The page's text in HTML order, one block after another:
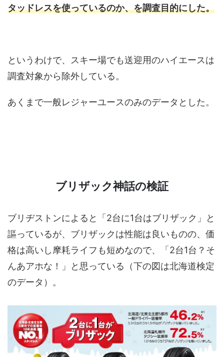
タッドレスを使っているのか、を調査目的にした。
というわけで、スキー場でも送迎用のハイエースは
調査対象から除外している。
あくまで一般レジャーユースのみのデータとした。
ブリザック神話の検証
ブリヂストンによると「2台に1台はブリザック」と
謳っているが、ブリザックは性能は良いものの、価
格は高いし摩耗ライフも短めなので、「2台1台？そ
んあアホな！」と思っている（下の図は北海道検定
のデータ）。